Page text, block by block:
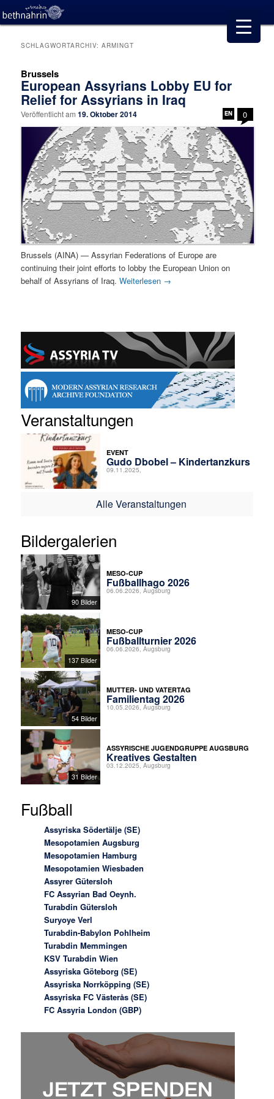
SCHLAGWORTARCHIV:ARMINGT
Brussels
European Assyrians Lobby EU for
Relief for Assyrians in Iraq
Veröffentlicht am19. Oktober 2014 0
Brussels (AINA) — Assyrian Federations of Europe are
continuing their joint efforts to lobby the European Union on
behalf of Assyrians of Iraq.Weiterlesen →
Veranstaltungen
EVENT
Gudo Dbobel – Kindertanzkurs
09.11.2025,
Alle Veranstaltungen
Bildergalerien
90 Bilder
MESO-CUP
Fußballhago 2026
06.06.2026, Augsburg
137 Bilder
MESO-CUP
Fußballturnier 2026
06.06.2026, Augsburg
54 Bilder
MUTTER- UND VATERTAG
Familientag 2026
10.05.2026, Augsburg
31 Bilder
ASSYRISCHE JUGENDGRUPPE AUGSBURG
Kreatives Gestalten
03.12.2025, Augsburg
Fußball
Assyriska Södertälje (SE)
Mesopotamien Augsburg
Mesopotamien Hamburg
Mesopotamien Wiesbaden
Assyrer Gütersloh
FC Assyrian Bad Oeynh.
Turabdin Gütersloh
Suryoye Verl
Turabdin-Babylon Pohlheim
Turabdin Memmingen
KSV Turabdin Wien
Assyriska Göteborg (SE)
Assyriska Norrköpping (SE)
Assyriska FC Västerås (SE)
FC Assyria London (GBP)